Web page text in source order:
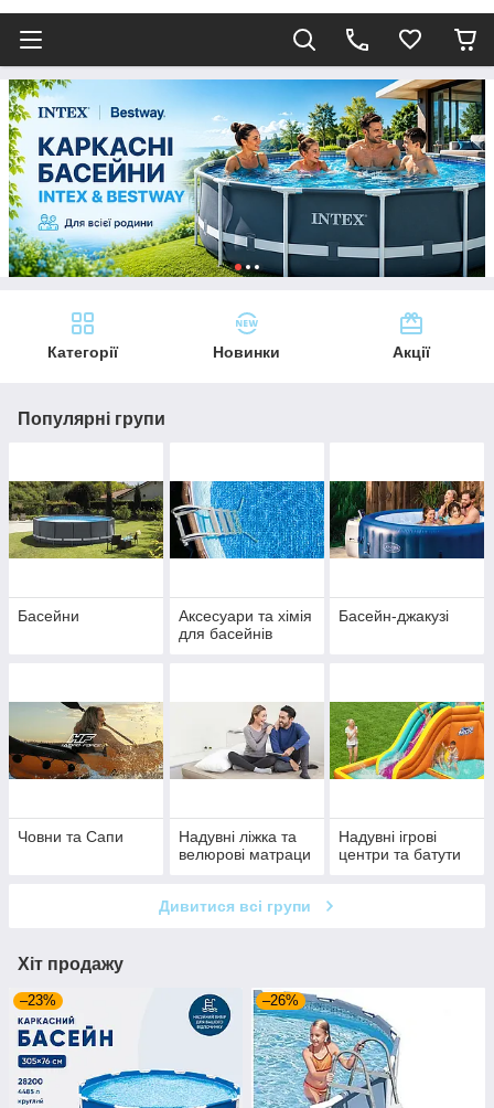
Категорії Новинки Акції
Популярні групи
Басейни
Аксесуари та хімія
для басейнів
Басейн-джакузі
Човни та Сапи
Надувні ліжка та
велюрові матраци
Надувні ігрові
центри та батути
Дивитися всі групи
Хіт продажу
–23% –26%